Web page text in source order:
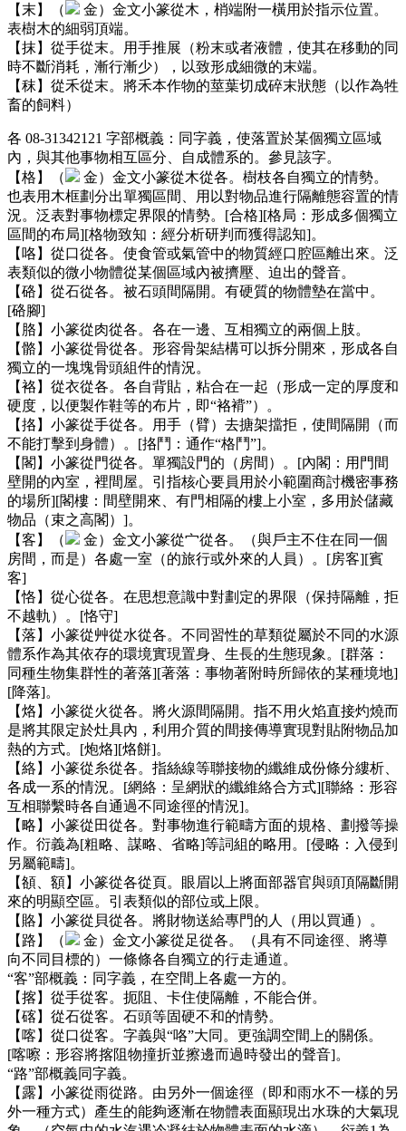
【末】（
金）金文小篆從木，梢端附一橫用於指示位置。
表樹木的細弱頂端。
【抹】從手從末。用手推展（粉末或者液體，使其在移動的同
時不斷消耗，漸行漸少），以致形成細微的末端。
【秣】從禾從末。將禾本作物的莖葉切成碎末狀態（以作為牲
畜的飼料）
各 08-31342121 字部概義：同字義，使落置於某個獨立區域
內，與其他事物相互區分、自成體系的。參見該字。
【格】（
金）金文小篆從木從各。樹枝各自獨立的情勢。
也表用木框劃分出單獨區間、用以對物品進行隔離態容置的情
況。泛表對事物標定界限的情勢。[合格][格局：形成多個獨立
區間的布局][格物致知：經分析研判而獲得認知]。
【咯】從口從各。使食管或氣管中的物質經口腔區離出來。泛
表類似的微小物體從某個區域內被擠壓、迫出的聲音。
【硌】從石從各。被石頭間隔開。有硬質的物體墊在當中。
[硌腳]
【胳】小篆從肉從各。各在一邊、互相獨立的兩個上肢。
【骼】小篆從骨從各。形容骨架結構可以拆分開來，形成各自
獨立的一塊塊骨頭組件的情況。
【袼】從衣從各。各自背貼，粘合在一起（形成一定的厚度和
硬度，以便製作鞋等的布片，即“袼褙”）。
【挌】小篆從手從各。用手（臂）去搪架擋拒，使間隔開（而
不能打擊到身體）。[挌鬥：通作“格鬥”]。
【閣】小篆從門從各。單獨設門的（房間）。[內閣：用門間
壁開的內室，裡間屋。引指核心要員用於小範圍商討機密事務
的場所][閣樓：間壁開來、有門相隔的樓上小室，多用於儲藏
物品（束之高閣）]。
【客】（
金）金文小篆從宀從各。（與戶主不住在同一個
房間，而是）各處一室（的旅行或外來的人員）。[房客][賓
客]
【恪】從心從各。在思想意識中對劃定的界限（保持隔離，拒
不越軌）。[恪守]
【落】小篆從艸從水從各。不同習性的草類從屬於不同的水源
體系作為其依存的環境實現置身、生長的生態現象。[群落：
同種生物集群性的著落][著落：事物著附時所歸依的某種境地]
[降落]。
【烙】小篆從火從各。將火源間隔開。指不用火焰直接灼燒而
是將其限定於灶具內，利用介質的間接傳導實現對貼附物品加
熱的方式。[炮烙][烙餅]。
【絡】小篆從糸從各。指絲線等聯接物的纖維成份條分縷析、
各成一系的情況。[網絡：呈網狀的纖維絡合方式][聯絡：形容
互相聯繫時各自通過不同途徑的情況]。
【略】小篆從田從各。對事物進行範疇方面的規格、劃撥等操
作。衍義為[粗略、謀略、省略]等詞組的略用。[侵略：入侵到
另屬範疇]。
【頟、額】小篆從各從頁。眼眉以上將面部器官與頭頂隔斷開
來的明顯空區。引表類似的部位或上限。
【賂】小篆從貝從各。將財物送給專門的人（用以買通）。
【路】（
金）金文小篆從足從各。（具有不同途徑、將導
向不同目標的）一條條各自獨立的行走通道。
“客”部概義：同字義，在空間上各處一方的。
【揢】從手從客。扼阻、卡住使隔離，不能合併。
【碦】從石從客。石頭等固硬不和的情勢。
【喀】從口從客。字義與“咯”大同。更強調空間上的關係。
[喀嚓：形容將揢阻物撞折並擦邊而過時發出的聲音]。
“路”部概義同字義。
【露】小篆從雨從路。由另外一個途徑（即和雨水不一樣的另
外一種方式）產生的能夠逐漸在物體表面顯現出水珠的大氣現